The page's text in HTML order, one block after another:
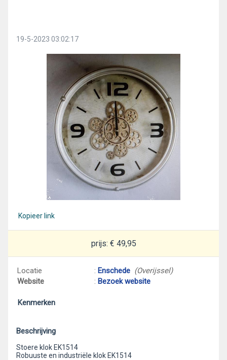
19-5-2023 03:02:17
Kopieer link
prijs: € 49,95
Locatie : Enschede (Overijssel)
Website
: Bezoek website
Kenmerken
Beschrijving
Stoere klok EK1514
Robuuste en industriële klok EK1514